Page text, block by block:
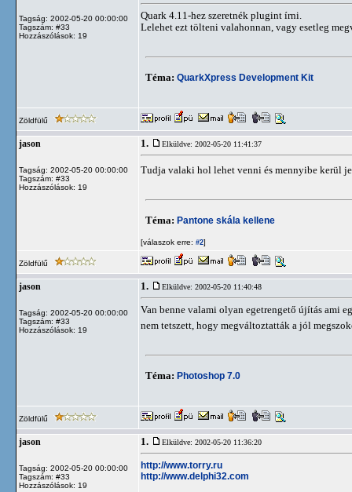
Tagság: 2002-05-20 00:00:00
Tagszám: #33
Hozzászólások: 19
Quark 4.11-hez szeretnék plugint írni.
Lelehet ezt tölteni valahonnan, vagy esetleg
Téma: QuarkXpress Development Kit
Zöldfülű
jason
Tagság: 2002-05-20 00:00:00
Tagszám: #33
Hozzászólások: 19
1. Elküldve: 2002-05-20 11:41:37
Tudja valaki hol lehet venni és mennyibe kerül
Téma: Pantone skála kellene
[válaszok erre: #2]
Zöldfülű
jason
Tagság: 2002-05-20 00:00:00
Tagszám: #33
Hozzászólások: 19
1. Elküldve: 2002-05-20 11:40:48
Van benne valami olyan egetrengető újítás ami
nem tetszett, hogy megváltoztatták a jól
Téma: Photoshop 7.0
Zöldfülű
jason
Tagság: 2002-05-20 00:00:00
Tagszám: #33
Hozzászólások: 19
1. Elküldve: 2002-05-20 11:36:20
http://www.torry.ru
http://www.delphi32.com